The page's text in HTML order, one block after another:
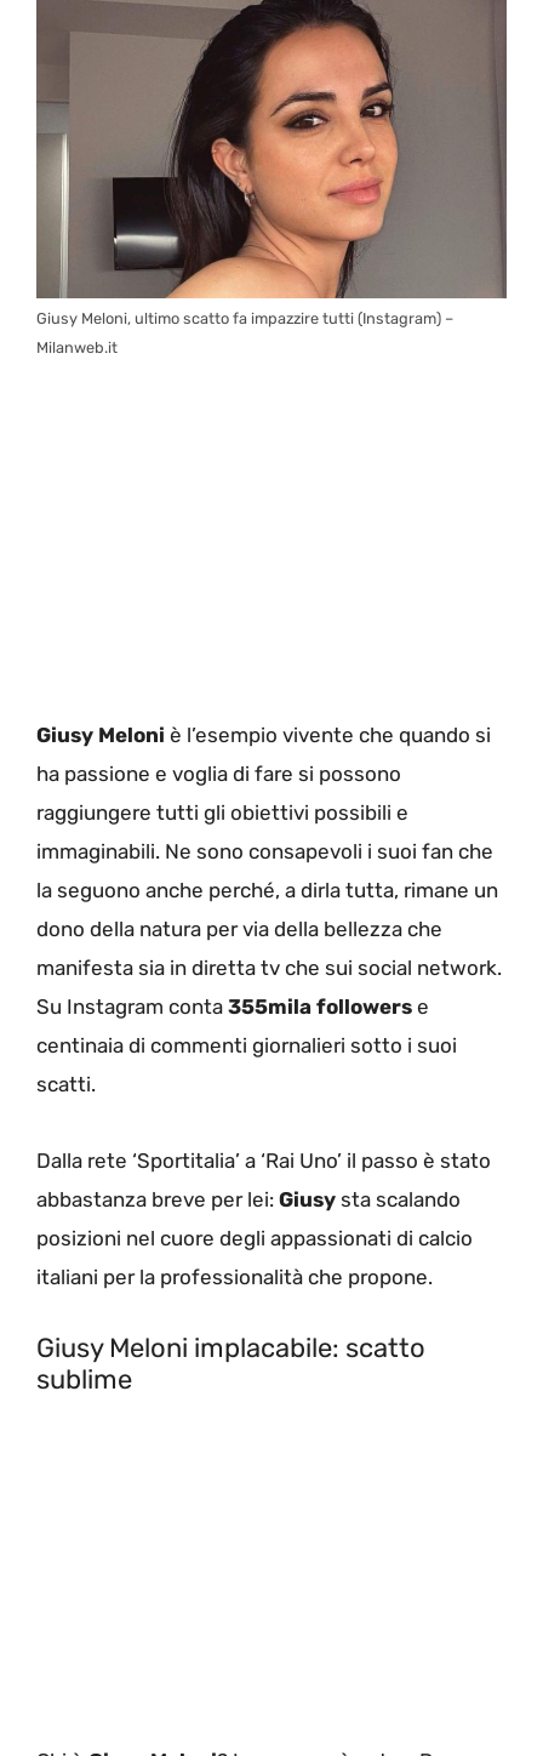
Giusy Meloni, ultimo scatto fa impazzire tutti (Instagram) –
Milanweb.it
Giusy Meloni è l’esempio vivente che quando si
ha passione e voglia di fare si possono
raggiungere tutti gli obiettivi possibili e
immaginabili. Ne sono consapevoli i suoi fan che
la seguono anche perché, a dirla tutta, rimane un
dono della natura per via della bellezza che
manifesta sia in diretta tv che sui social network.
Su Instagram conta 355mila followers e
centinaia di commenti giornalieri sotto i suoi
scatti.
Dalla rete ‘Sportitalia’ a ‘Rai Uno’ il passo è stato
abbastanza breve per lei: Giusy sta scalando
posizioni nel cuore degli appassionati di calcio
italiani per la professionalità che propone.
Giusy Meloni implacabile: scatto
sublime